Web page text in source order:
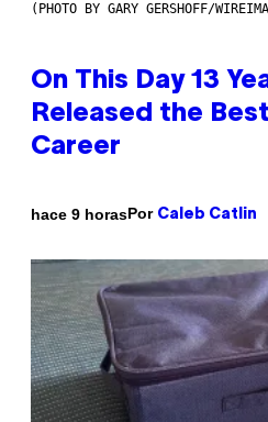
(PHOTO BY GARY GERSHOFF/
On This Day 13
Released the
Career
hace 9 horasPor Caleb Catlin